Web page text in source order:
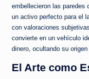
embellecieron las paredes
un activo perfecto para el
con valoraciones
convierte en un vehículo
dinero, ocultando su
El Arte como